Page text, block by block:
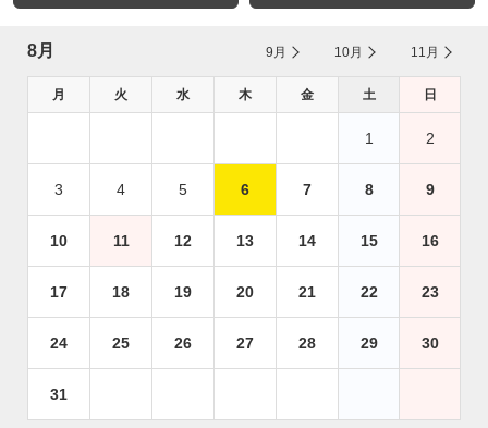
8月 9月 10月 11月
月 火 水 木 金 土 日
1 2
3 4 5 6 7 8 9
10 11 12 13 14 15 16
17 18 19 20 21 22 23
24 25 26 27 28 29 30
31